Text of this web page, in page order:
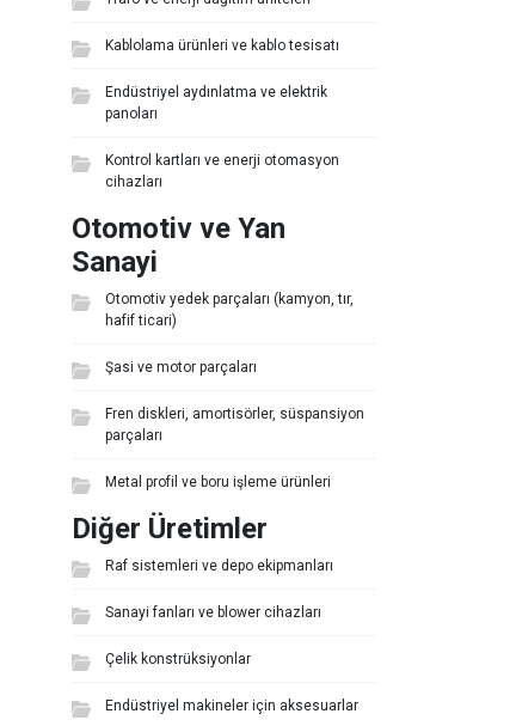
Kablolama ürünleri ve kablo tesisatı
Endüstriyel aydınlatma ve elektrik
panoları
Kontrol kartları ve enerji otomasyon
cihazları
Otomotiv ve Yan
Sanayi
Otomotiv yedek parçaları (kamyon, tır,
hafif ticari)
Şasi ve motor parçaları
Fren diskleri, amortisörler, süspansiyon
parçaları
Metal profil ve boru işleme ürünleri
Diğer Üretimler
Raf sistemleri ve depo ekipmanları
Sanayi fanları ve blower cihazları
Çelik konstrüksiyonlar
Endüstriyel makineler için aksesuarlar